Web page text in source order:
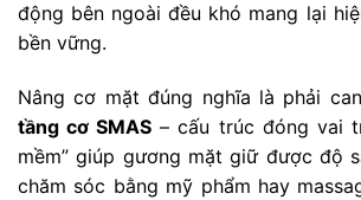
động bên ngoài đều khó mang lại
bền vững.
Nâng cơ mặt đúng nghĩa là phải
tầng cơ SMAS – cấu trúc đóng vai
mềm” giúp gương mặt giữ được độ
chăm sóc bằng mỹ phẩm hay